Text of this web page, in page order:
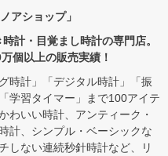
アショップ」
計・目覚まし時計の専門店。
個以上の販売実績！
時計」「デジタル時計」「振
学習タイマー」まで100アイテ
わいい時計、アンティーク・
計、シンプル・ベーシックな
しない連続秒針時計など、リ